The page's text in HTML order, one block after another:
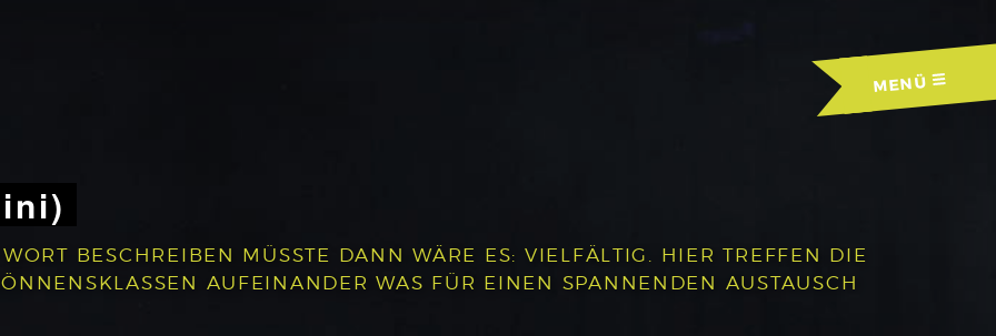
MENÜ
BESCHREIBEN MÜSSTE DANN WÄRE ES: VIELFÄLTIG. HIER TREFFEN DIE
AUFEINANDER WAS FÜR EINEN SPANNENDEN AUSTAUSCH